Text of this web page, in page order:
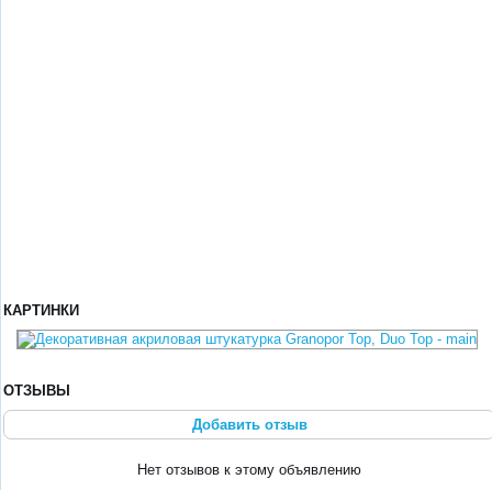
КАРТИНКИ
ОТЗЫВЫ
Добавить отзыв
Нет отзывов к этому объявлению